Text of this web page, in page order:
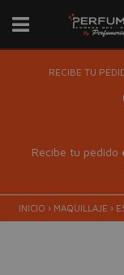
RECIBE TU
Recibe tu pedido
INICIO › MAQUILLAJE ›